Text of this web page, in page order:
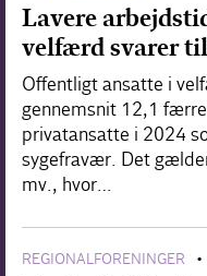
Lavere
velfærd svarer
Offentligt ansatte i
gennemsnit 12,1
privatansatte i 2024
sygefravær. Det
mv., hvor…
REGIONALFORENINGER •